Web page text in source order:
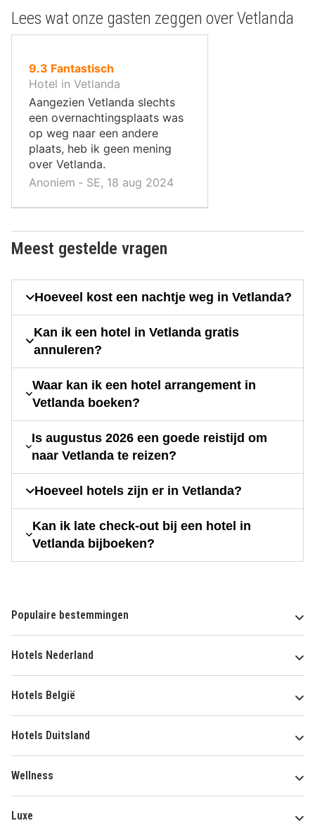
Lees wat onze gasten zeggen over Vetlanda
9.3 uit
10
,
Fantastisch
Hotel in Vetlanda
Aangezien Vetlanda slechts
een overnachtingsplaats was
op weg naar een andere
plaats, heb ik geen mening
over Vetlanda.
Anoniem ‐ SE, 18 aug 2024
Meest gestelde vragen
Hoeveel kost een nachtje weg in Vetlanda?
Kan ik een hotel in Vetlanda gratis
annuleren?
Waar kan ik een hotel arrangement in
Vetlanda boeken?
Is augustus 2026 een goede reistijd om
naar Vetlanda te reizen?
Hoeveel hotels zijn er in Vetlanda?
Kan ik late check-out bij een hotel in
Vetlanda bijboeken?
Populaire bestemmingen
Hotels Nederland
Hotels België
Hotels Duitsland
Wellness
Luxe